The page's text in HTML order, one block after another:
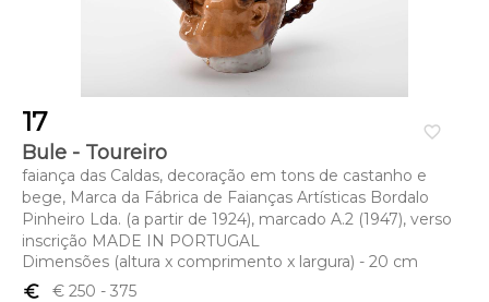
favorite_border
17
Bule - Toureiro
faiança das Caldas, decoração em tons de castanho e
bege, Marca da Fábrica de Faianças Artísticas Bordalo
Pinheiro Lda. (a partir de 1924), marcado A.2 (1947), verso
inscrição MADE IN PORTUGAL
Dimensões (altura x comprimento x largura) - 20 cm
euro_symbol
€ 250 - 375